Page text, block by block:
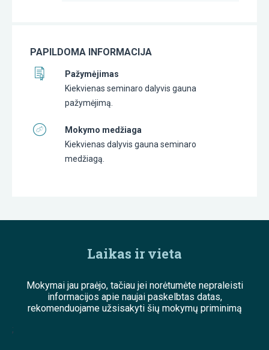
PAPILDOMA INFORMACIJA
Pažymėjimas
Kiekvienas seminaro dalyvis gauna
pažymėjimą.
Mokymo medžiaga
Kiekvienas dalyvis gauna seminaro
medžiagą.
Laikas ir vieta
Mokymai jau praėjo, tačiau jei norėtumėte nepraleisti
informacijos apie naujai paskelbtas datas,
rekomenduojame užsisakyti šių mokymų priminimą
;